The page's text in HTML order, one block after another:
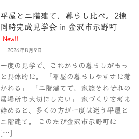
平屋と二階建て、暮らし比べ。2棟
同時完成見学会 in 金沢市示野町
New!!
2026年8月9日
一度の見学で、これからの暮らしがもっ
と具体的に。 「平屋の暮らしやすさに惹
かれる」 「二階建てで、家族それぞれの
居場所も大切にしたい」 家づくりを考え
始めると、多くの方が一度は迷う平屋と
二階建て。 このたび金沢市示野町に
[…]